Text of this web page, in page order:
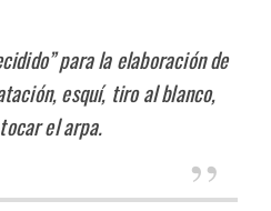
para la elaboración de
esquí, tiro al blanco,
el arpa.